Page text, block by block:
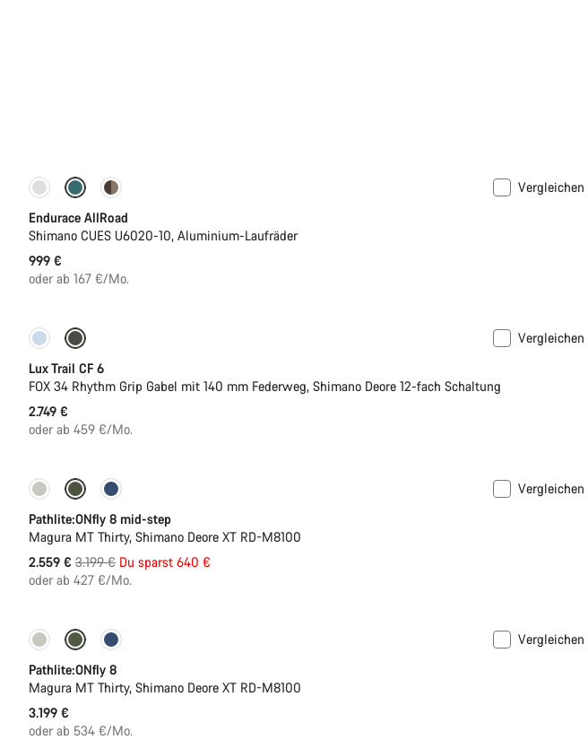
Einsteigermodell
Vergleichen
Endurace AllRoad
Shimano CUES U6020-10, Aluminium-Laufräder
999 €
oder ab 167 €/Mo.
Neu
Vergleichen
Lux Trail CF 6
FOX 34 Rhythm Grip Gabel mit 140 mm Federweg, Shimano Deore 12-fach Schaltung
2.749 €
oder ab 459 €/Mo.
-20%
Vergleichen
Pathlite:ONfly 8 mid-step
Magura MT Thirty, Shimano Deore XT RD-M8100
2.559 € Ursprungspreis
3.199 € Du sparst 640 €
oder ab 427 €/Mo.
Vergleichen
Pathlite:ONfly 8
Magura MT Thirty, Shimano Deore XT RD-M8100
3.199 €
oder ab 534 €/Mo.